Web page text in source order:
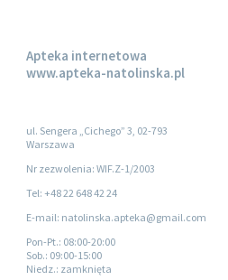
Apteka internetowa
www.apteka-natolinska.pl
ul. Sengera „Cichego” 3, 02-793
Warszawa
Nr zezwolenia: WIF.Z-1/2003
Tel: +48 22 648 42 24
E-mail: natolinska.apteka@gmail.com
Pon-Pt.: 08:00-20:00
Sob.: 09:00-15:00
Niedz.: zamknięta